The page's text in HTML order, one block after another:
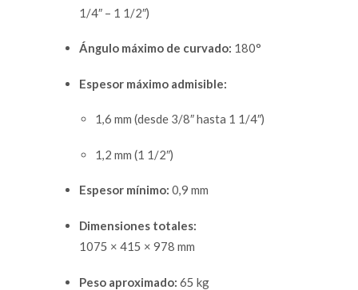
1/4″ – 1 1/2″)
Ángulo máximo de curvado: 180°
Espesor máximo admisible:
1,6 mm (desde 3/8″ hasta 1 1/4″)
1,2 mm (1 1/2″)
Espesor mínimo: 0,9 mm
Dimensiones totales:
1075 × 415 × 978 mm
Peso aproximado: 65 kg